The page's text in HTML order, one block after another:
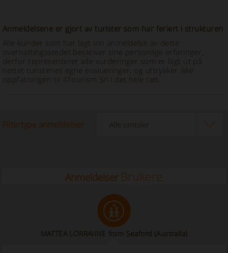
Anmeldelsene er gjort av turister som har feriert i strukturen
Alle kunder som har lagt inn anmeldelse av dette
overnattingsstedet beskriver sine personlige erfaringer,
derfor representerer alle vurderinger som er lagt ut på
nettet turistenes egne evalueringer, og uttrykker ikke
oppfatningen til 4Tourism Srl i det hele tatt.
Filtertype anmeldelser
Anmeldelser Brukere
MATTEA LORRAIINE from Seaford (Australia)